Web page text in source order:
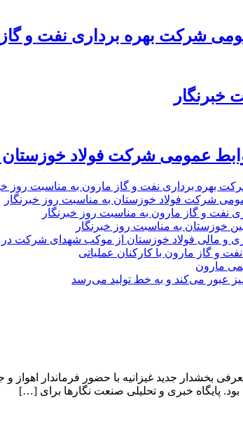
شرکت بهره برداری نفت و گاز
خبرنگار
عمومی شرکت فولاد خوزستان
بهره برداری نفت و گاز مارون به مناسبت روز
شرکت فولاد خوزستان به مناسبت روز خبرنگار
نفت و گاز مارون به مناسبت روز خبرنگار
خوزستان به مناسبت روز خبرنگار
و مالی فولاد خوزستان از موکب شهدای شرکت در
و گاز مارون با کارکنان عملیاتی
مارون
عبور می‌کند و به خط تولید می‌رسد
بخشدار غیزانیه امروز شنبه ۱۲ مهرماه ، مراسم معرفی بخشدار جدید
پایگاه خبری و تحلیلی صنعت نگارها برای […]